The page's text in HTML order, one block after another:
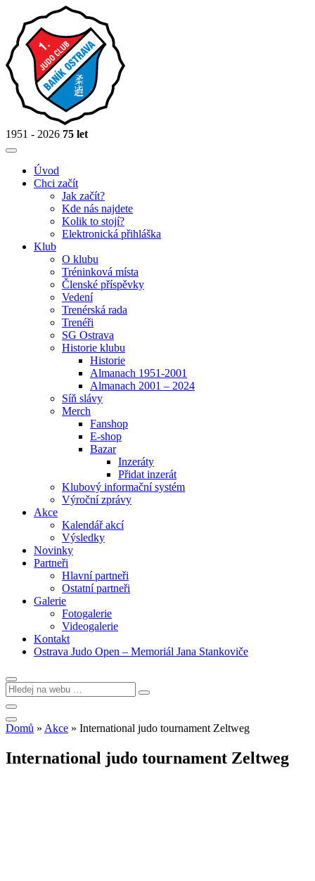
1951 - 2026 75 let
Úvod
Chci začít
Jak začít?
Kde nás najdete
Kolik to stojí?
Elektronická přihláška
Klub
O klubu
Tréninková místa
Členské příspěvky
Vedení
Trenérská rada
Trenéři
SG Ostrava
Historie klubu
Historie
Almanach 1951-2001
Almanach 2001 – 2024
Síň slávy
Merch
Fanshop
E-shop
Bazar
Inzeráty
Přidat inzerát
Klubový informační systém
Výroční zprávy
Akce
Kalendář akcí
Výsledky
Novinky
Partneři
Hlavní partneři
Ostatní partneři
Galerie
Fotogalerie
Videogalerie
Kontakt
Ostrava Judo Open – Memoriál Jana Stankoviče
Domů » Akce » International judo tournament Zeltweg
International judo tournament Zeltweg